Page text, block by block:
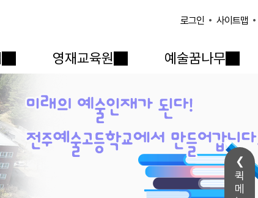
퀵
메
로그인 사이트맵
영재교육원 예술꿈나무